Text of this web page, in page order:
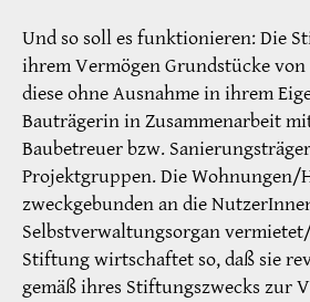
Und so soll es funktionieren: Die
ihrem Vermögen Grundstücke
diese ohne Ausnahme in ihrem
Bauträgerin in Zusammenarbeit
Baubetreuer bzw.
Projektgruppen. Die Wohnungen/
zweckgebunden an die
Selbstverwaltungsorgan
Stiftung wirtschaftet so, daß sie
gemäß ihres Stiftungszwecks zur